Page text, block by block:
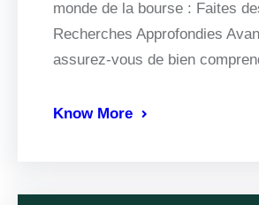
monde de la bourse : Faites
Recherches Approfondies
assurez-vous de bien
Know More